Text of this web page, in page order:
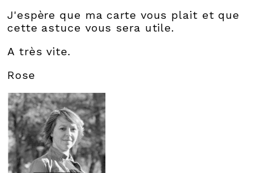
J'espère que ma carte vous plait et que
cette astuce vous sera utile.
A très vite.
Rose